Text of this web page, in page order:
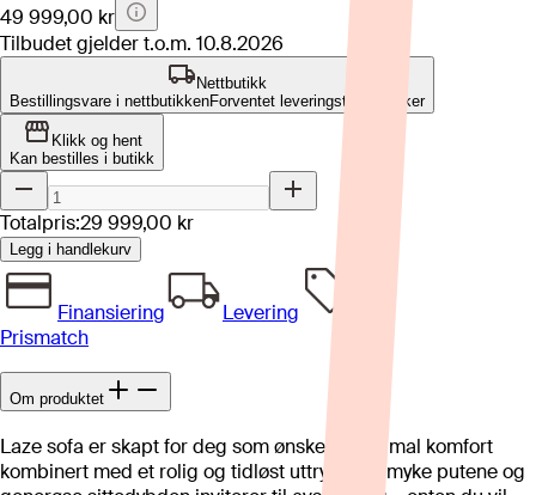
49 999,00 kr
Tilbudet gjelder t.o.m. 10.8.2026
Nettbutikk
Bestillingsvare i nettbutikkenForventet leveringstid: 4-8 uker
Klikk og hent
Kan bestilles i butikk
Totalpris:29 999,00 kr
Legg i handlekurv
Finansiering
Levering
Prismatch
Om produktet
Laze sofa er skapt for deg som ønsker maksimal komfort
kombinert med et rolig og tidløst uttrykk. De myke putene og